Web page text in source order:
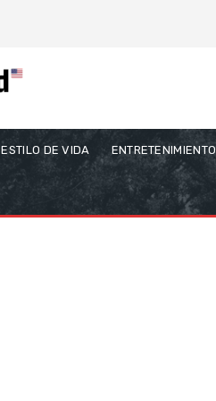
ESTILO DE VIDA ENTRETENIMIENTO